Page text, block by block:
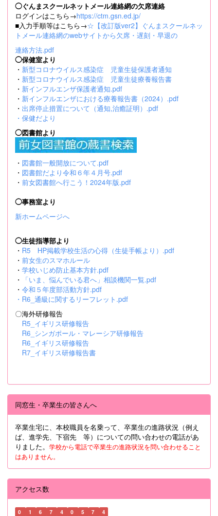
◯ぐんまスクールネットメール連絡網の欠席連絡
ログインはこちら→https://ctm.gsn.ed.jp/
■入力手順等はこちら→☆【改訂版ver2】ぐんまスクールネッ
トメール連絡網のwebサイトから欠席・遅刻・早退の
連絡方法.pdf
◯保健室より
・ 新型コロナウイルス感染症 児童生徒保護者通知
・ 新型コロナウイルス感染症 児童生徒療養報告書
・ 新インフルエンザ保護者通知.pdf
・ 新インフルエンザにおける療養報告書（2024）.pdf
・ 出席停止措置について（通知,治癒証明）.pdf
・ 保健だより
◯図書館より
・ 図書館一般開放について.pdf
・ 図書館だより令和６年４月号.pdf
・ 前女図書館へ行こう！2024年版.pdf
◯事務室より
新ホームページへ
◯生徒指導部より
・ R5 HP掲載学校生活の心得（生徒手帳より）.pdf
・ 前女生のスマホルール
・ 学校いじめ防止基本方針.pdf
・
「いま、悩んでいる君へ」相談機関一覧.pdf
・ 令和５年度部活動方針.pdf
・ R6_通級に関するリーフレット.pdf
〇海外研修報告
R5_イギリス研修報告
R6_シンガポール・マレーシア研修報告
R6_イギリス研修報告
R7_イギリス研修報告書
同窓生・卒業生の皆さんへ
卒業生宅に、本校職員を名乗って、卒業生の進路状況（例え
ば、進学先、下宿先 等）についての問い合わせの電話があ
りました。 学校から電話で卒業生の進路状況を問い合わせること
はありません。
アクセス数
0 1 6 7 4 0 5 7 4